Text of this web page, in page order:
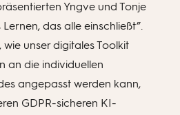
Yngve und Tonje
das alle einschließt”.
unser digitales Toolkit
an die individuellen
angepasst werden kann,
GDPR-sicheren KI-